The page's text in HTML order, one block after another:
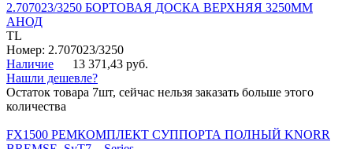
2.707023/3250 БОРТОВАЯ ДОСКА ВЕРХНЯЯ 3250ММ
АНОД
TL
Номер: 2.707023/3250
Наличие
13 371,43 руб.
Нашли дешевле?
Остаток товара 7шт, сейчас нельзя заказать больше этого
количества
FX1500 РЕМКОМПЛЕКТ СУППОРТА ПОЛНЫЙ KNORR